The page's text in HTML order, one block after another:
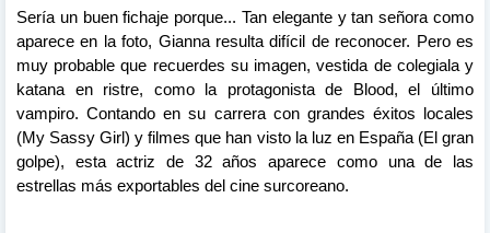
Sería un buen fichaje porque... Tan elegante y tan señora como
aparece en la foto, Gianna resulta difícil de reconocer. Pero es
muy probable que recuerdes su imagen, vestida de colegiala y
katana en ristre, como la protagonista de Blood, el último
vampiro. Contando en su carrera con grandes éxitos locales
(My Sassy Girl) y filmes que han visto la luz en España (El gran
golpe), esta actriz de 32 años aparece como una de las
estrellas más exportables del cine surcoreano.